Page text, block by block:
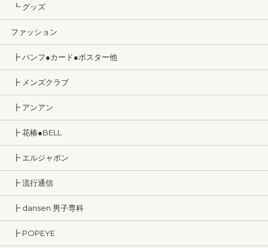
┗ グッズ
ファッション
┣ パンフ●カード●ポスター他
┣ メンズクラブ
┣ アンアン
┣ 花椿●BELL
┣ エルジャポン
┣ 流行通信
┣ dansen 男子専科
┣ POPEYE